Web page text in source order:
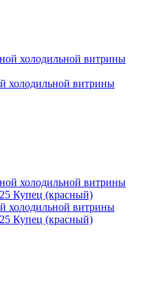
холодильной витрины
холодильной витрины
Купец (красный)